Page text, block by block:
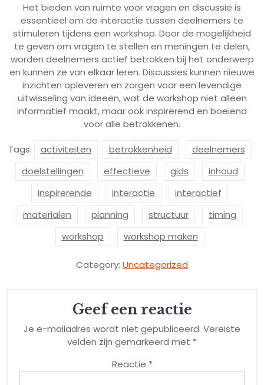
Het bieden van ruimte voor vragen en discussie is
essentieel om de interactie tussen deelnemers te
stimuleren tijdens een workshop. Door de mogelijkheid
te geven om vragen te stellen en meningen te delen,
worden deelnemers actief betrokken bij het onderwerp
en kunnen ze van elkaar leren. Discussies kunnen nieuwe
inzichten opleveren en zorgen voor een levendige
uitwisseling van ideeën, wat de workshop niet alleen
informatief maakt, maar ook inspirerend en boeiend
voor alle betrokkenen.
Tags: activiteiten betrokkenheid
deelnemers
doelstellingen
effectieve gids
inhoud
inspirerende
interactie
interactief
materialen
planning structuur
timing
workshop
workshop maken
Category: Uncategorized
Geef een reactie
Je e-mailadres wordt niet gepubliceerd. Vereiste
velden zijn gemarkeerd met *
Reactie *